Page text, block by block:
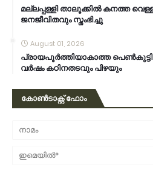
മല്ലപ്പള്ളി താലൂക്കിൽ കനത്ത
ജനജീവിതവും സ്തംഭിച്ചു
August 01, 2026
പ്രായപൂർത്തിയാകാത്ത
വർഷം കഠിനതടവും പിഴയും
കോൺടാക്റ്റ് ഫോം